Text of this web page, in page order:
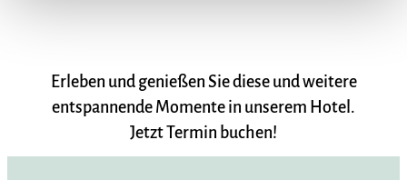
Erleben und genießen Sie diese und weitere
entspannende Momente in unserem Hotel.
Jetzt Termin buchen!